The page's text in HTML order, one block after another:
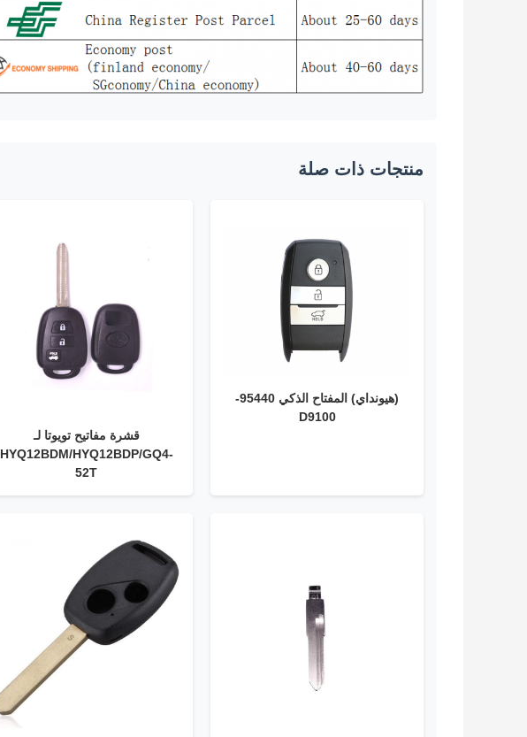
منتجات ذات صلة
(هيونداي) المفتاح الذكي 95440-
D9100
قشرة مفاتيح تويوتا لـ
HYQ12BDM/HYQ12BDP/GQ4-
52T